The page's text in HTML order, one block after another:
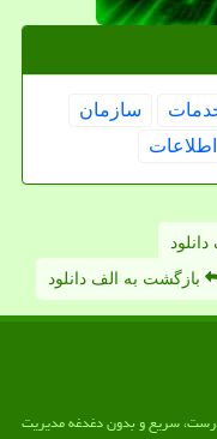
سازمان
بازگشت به الف دانلود
درست، سریع و بدون دغدغه مدیریت